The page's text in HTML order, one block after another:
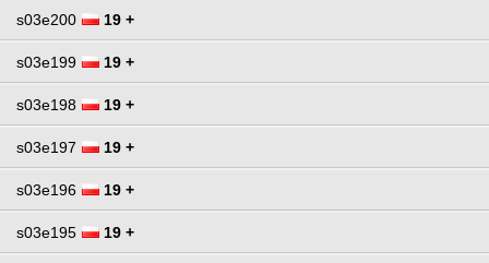
s03e200 19 +
s03e199 19 +
s03e198 19 +
s03e197 19 +
s03e196 19 +
s03e195 19 +